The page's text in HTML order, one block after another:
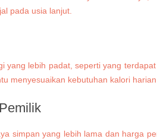
pada usia lanjut.
lebih padat, seperti yang
menyesuaikan kebutuhan kalori
simpan yang lebih lama dan harga